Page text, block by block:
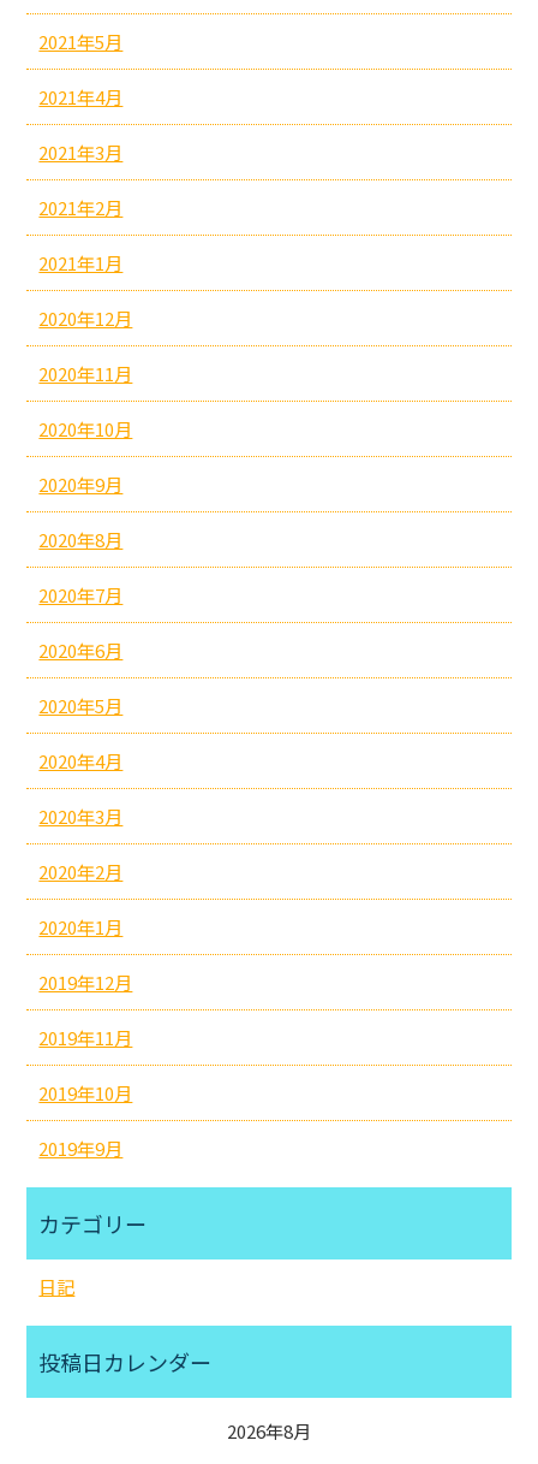
2021年5月
2021年4月
2021年3月
2021年2月
2021年1月
2020年12月
2020年11月
2020年10月
2020年9月
2020年8月
2020年7月
2020年6月
2020年5月
2020年4月
2020年3月
2020年2月
2020年1月
2019年12月
2019年11月
2019年10月
2019年9月
カテゴリー
日記
投稿日カレンダー
2026年8月